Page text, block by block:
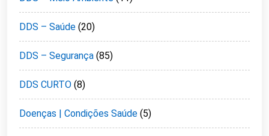
DDS – Saúde (20)
DDS – Segurança (85)
DDS CURTO (8)
Doenças | Condições Saúde (5)